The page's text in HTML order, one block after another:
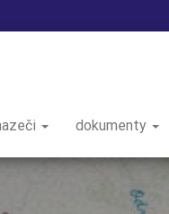
dokumenty